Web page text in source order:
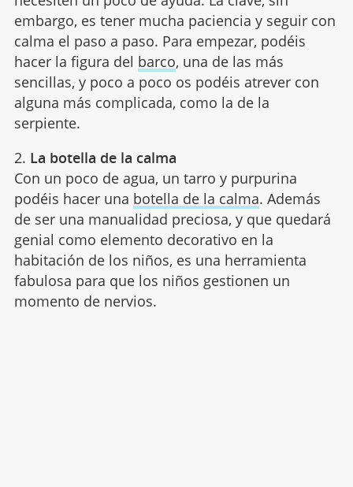
embargo, es tener mucha paciencia y seguir con
calma el paso a paso. Para empezar, podéis
hacer la figura del barco, una de las más
sencillas, y poco a poco os podéis atrever con
alguna más complicada, como la de la
serpiente.
2. La botella de la calma
Con un poco de agua, un tarro y purpurina
podéis hacer una botella de la calma. Además
de ser una manualidad preciosa, y que quedará
genial como elemento decorativo en la
habitación de los niños, es una herramienta
fabulosa para que los niños gestionen un
momento de nervios.